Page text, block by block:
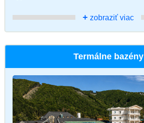
+ zobraziť viac
Termálne bazény